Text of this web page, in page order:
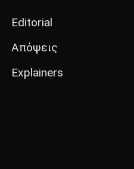
Editorial
Απόψεις
Explainers